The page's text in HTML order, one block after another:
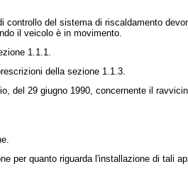
del sistema di riscaldamento
il veicolo è in movimento.
1.1.1.
della sezione 1.1.3.
del 29 giugno 1990, concernente il
per quanto riguarda l'installazione di tali